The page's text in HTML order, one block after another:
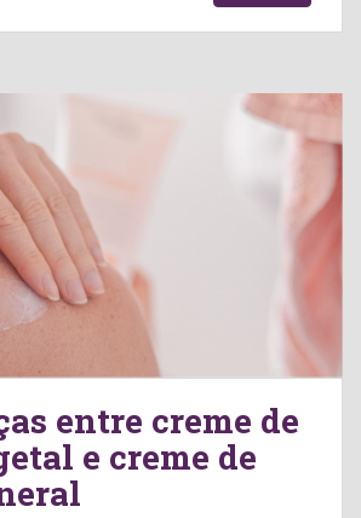
entre creme de
e creme de